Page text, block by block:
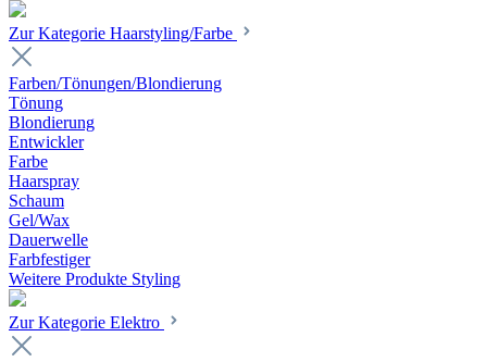
Zur Kategorie Haarstyling/Farbe
Farben/Tönungen/Blondierung
Tönung
Blondierung
Entwickler
Farbe
Haarspray
Schaum
Gel/Wax
Dauerwelle
Farbfestiger
Weitere Produkte Styling
Zur Kategorie Elektro